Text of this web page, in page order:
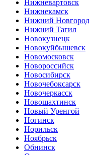
Нижневартовск
Нижнекамск
Нижний Новгород
Нижний Тагил
Новокузнецк
Новокуйбышевск
Новомосковск
Новороссийск
Новосибирск
Новочебоксарск
Новочеркасск
Новошахтинск
Новый Уренгой
Ногинск
Норильск
Ноябрьск
Обнинск